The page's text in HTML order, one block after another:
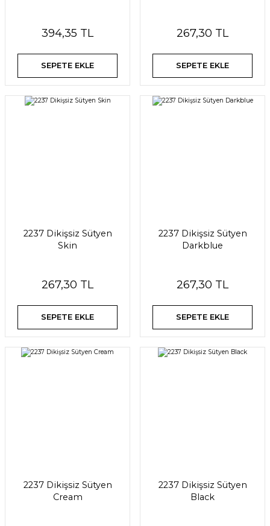
394,35 TL
SEPETE EKLE
267,30 TL
SEPETE EKLE
2237 Dikişsiz Sütyen
Skin
267,30 TL
SEPETE EKLE
2237 Dikişsiz Sütyen
Darkblue
267,30 TL
SEPETE EKLE
2237 Dikişsiz Sütyen
Cream
2237 Dikişsiz Sütyen
Black